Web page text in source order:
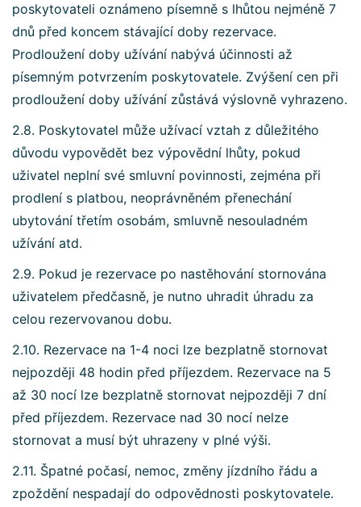
poskytovateli oznámeno písemně s lhůtou nejméně 7
dnů před koncem stávající doby rezervace.
Prodloužení doby užívání nabývá účinnosti až
písemným potvrzením poskytovatele. Zvýšení cen při
prodloužení doby užívání zůstává výslovně vyhrazeno.
2.8. Poskytovatel může užívací vztah z důležitého
důvodu vypovědět bez výpovědní lhůty, pokud
uživatel neplní své smluvní povinnosti, zejména při
prodlení s platbou, neoprávněném přenechání
ubytování třetím osobám, smluvně nesouladném
užívání atd.
2.9. Pokud je rezervace po nastěhování stornována
uživatelem předčasně, je nutno uhradit úhradu za
celou rezervovanou dobu.
2.10. Rezervace na 1-4 noci lze bezplatně stornovat
nejpozději 48 hodin před příjezdem. Rezervace na 5
až 30 nocí lze bezplatně stornovat nejpozději 7 dní
před příjezdem. Rezervace nad 30 nocí nelze
stornovat a musí být uhrazeny v plné výši.
2.11. Špatné počasí, nemoc, změny jízdního řádu a
zpoždění nespadají do odpovědnosti poskytovatele.